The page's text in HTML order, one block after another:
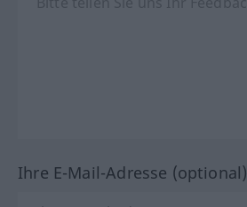
Ihre E-Mail-Adresse (optional)